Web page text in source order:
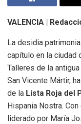
VALENCIA |
La desidia
capítulo en la ciudad
Talleres de la
San Vicente Mártir,
de la Lista Roja del
Hispania Nostra.
liderado por María